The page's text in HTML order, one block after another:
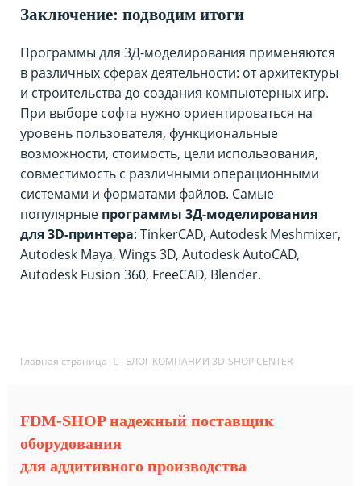
Заключение: подводим итоги
Программы для 3Д-моделирования применяются
в различных сферах деятельности: от архитектуры
и строительства до создания компьютерных игр.
При выборе софта нужно ориентироваться на
уровень пользователя, функциональные
возможности, стоимость, цели использования,
совместимость с различными операционными
системами и форматами файлов. Самые
популярные программы 3Д-моделирования
для 3D-принтера: TinkerCAD, Autodesk Meshmixer,
Autodesk Maya, Wings 3D, Autodesk AutoCAD,
Autodesk Fusion 360, FreeCAD, Blender.
Главная страница БЛОГ КОМПАНИИ 3D-SHOP CENTER
FDM-SHOP надежный поставщик
оборудования
для аддитивного производства